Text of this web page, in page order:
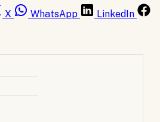
X WhatsApp
LinkedIn